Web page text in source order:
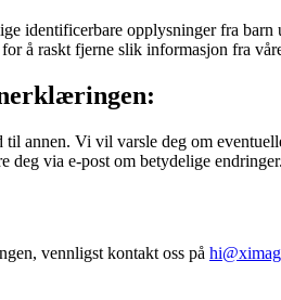
identificerbare opplysninger fra
å raskt fjerne slik informasjon fra
annen. Vi vil varsle deg om
via e-post om betydelige endringer.
vennligst kontakt oss på